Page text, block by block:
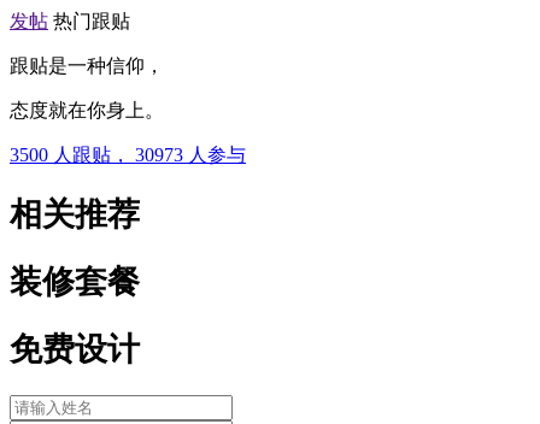
发帖 热门跟贴
跟贴是一种信仰，
态度就在你身上。
3500 人跟贴， 30973 人参与
相关推荐
装修套餐
免费设计